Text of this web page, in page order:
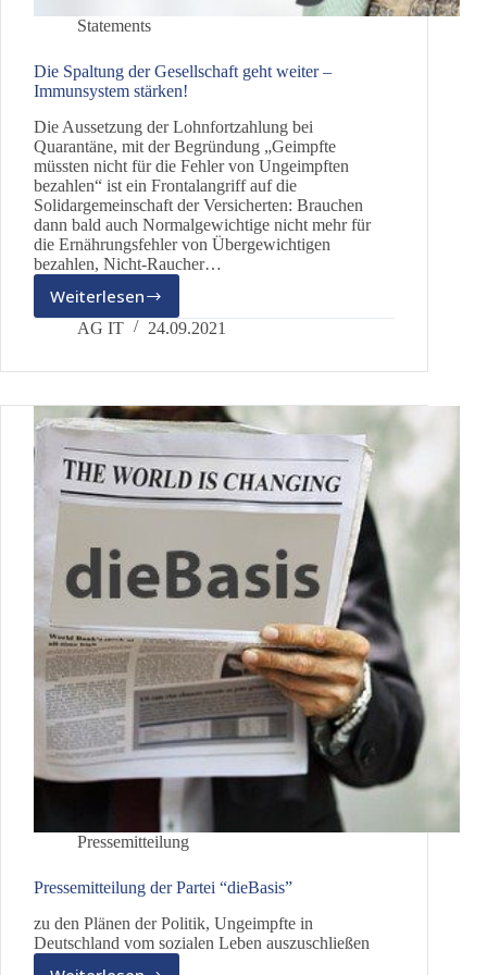
Statements
Die Spaltung der Gesellschaft geht weiter –
Immunsystem stärken!
Die Aussetzung der Lohnfortzahlung bei
Quarantäne, mit der Begründung „Geimpfte
müssten nicht für die Fehler von Ungeimpften
bezahlen“ ist ein Frontalangriff auf die
Solidargemeinschaft der Versicherten: Brauchen
dann bald auch Normalgewichtige nicht mehr für
die Ernährungsfehler von Übergewichtigen
bezahlen, Nicht-Raucher…
Weiterlesen
Die
Spaltung
Gesellschaft
weiter
–
Immunsystem
stärken!
AG IT 24.09.2021
Pressemitteilung
Pressemitteilung der Partei “dieBasis”
zu den Plänen der Politik, Ungeimpfte in
Deutschland vom sozialen Leben auszuschließen